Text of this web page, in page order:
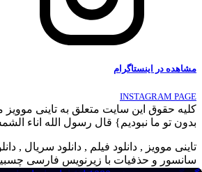
مشاهده در اینستاگرام
INSTAGRAM PAGE
کلیه حقوق این سایت متعلق به تاینی
بدون تو ما نبودیم} قال رسول الله اناء
تاینی موویز , دانلود فیلم , دانلود سریال ,
سانسور و حذفیات با زیرنویس فارسی